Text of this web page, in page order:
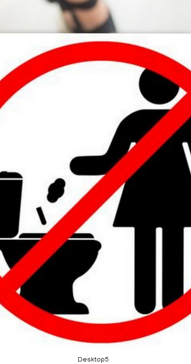
Desktop5